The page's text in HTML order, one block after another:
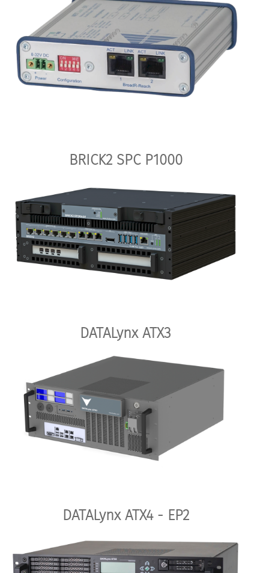
BRICK2 SPC P1000
DATALynx ATX3
DATALynx ATX4 - EP2